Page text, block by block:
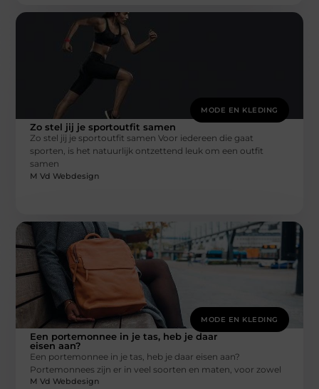
MODE EN KLEDING
Zo stel jij je sportoutfit samen
Zo stel jij je sportoutfit samen Voor iedereen die gaat
sporten, is het natuurlijk ontzettend leuk om een outfit
samen
M Vd Webdesign
MODE EN KLEDING
Een portemonnee in je tas, heb je daar
eisen aan?
Een portemonnee in je tas, heb je daar eisen aan?
Portemonnees zijn er in veel soorten en maten, voor zowel
M Vd Webdesign